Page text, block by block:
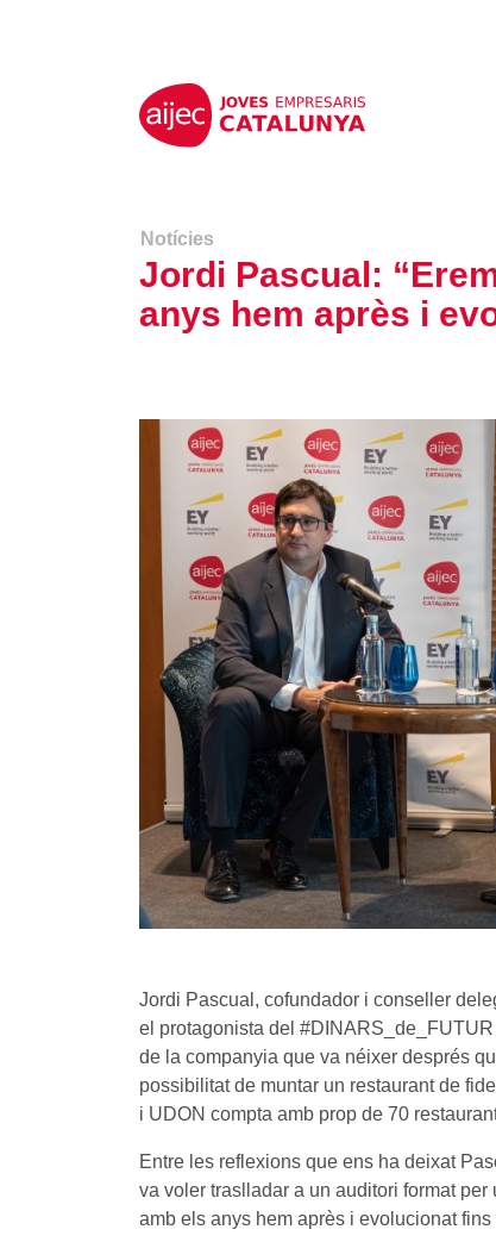
Notícies
Jordi Pascual:
anys hem après i
Jordi Pascual, cofundador i conseller
el protagonista del
de la companyia que va néixer després
possibilitat de muntar un restaurant de
i UDON compta amb prop de 70
Entre les reflexions que ens ha deixat
va voler traslladar a un auditori format
amb els anys hem après i evolucionat fins